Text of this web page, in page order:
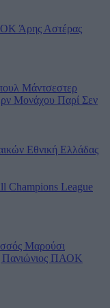
Άρης Αστέρας
Μάντσεστερ
Μονάχου Παρί Σεν
Εθνική Ελλάδας
Champions League
Μαρούσι
Πανιώνιος ΠΑΟΚ